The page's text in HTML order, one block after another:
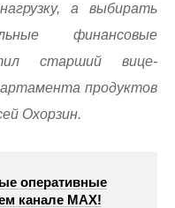
а выбирать
финансовые
старший вице-
продуктов
Охорзин.
оперативные
канале МАХ!